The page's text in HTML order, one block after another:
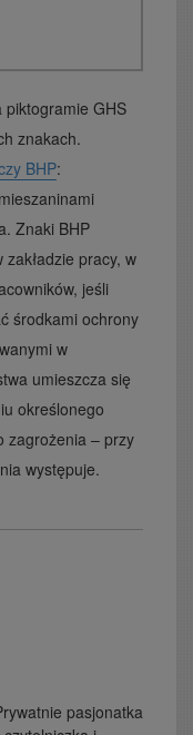
GHS
znakach.
BHP:
Znaki BHP
pracy, w
jeśli
środkami ochrony
w
umieszcza się
określonego
zagrożenia – przy
występuje.
pasjonatka